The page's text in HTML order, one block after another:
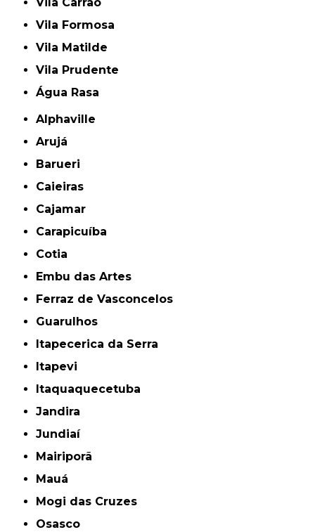
Vila Formosa
Vila Matilde
Vila Prudente
Água Rasa
Alphaville
Arujá
Barueri
Caieiras
Cajamar
Carapicuíba
Cotia
Embu das Artes
Ferraz de Vasconcelos
Guarulhos
Itapecerica da Serra
Itapevi
Itaquaquecetuba
Jandira
Jundiaí
Mairiporã
Mauá
Mogi das Cruzes
Osasco